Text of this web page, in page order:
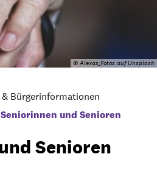
© Alexas_Fotos auf Unsplash
& Bürgerinformationen
Seniorinnen und Senioren
Senioren